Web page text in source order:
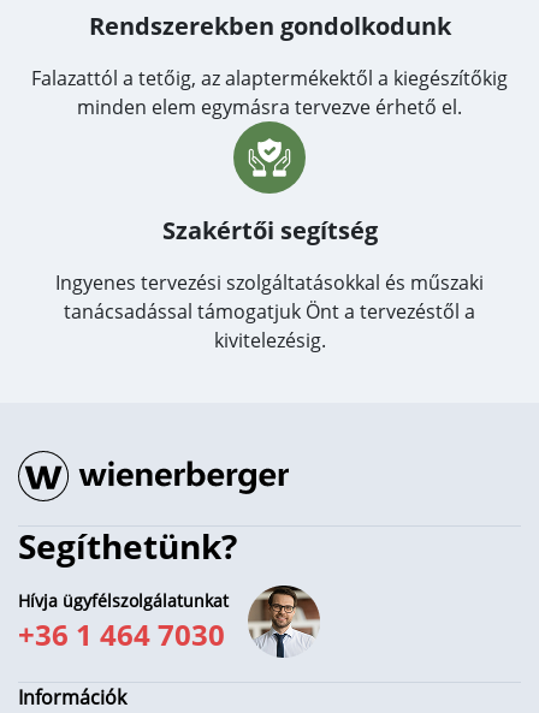
Rendszerekben gondolkodunk
Falazattól a tetőig, az alaptermékektől a kiegészítőkig
minden elem egymásra tervezve érhető el.
Szakértői segítség
Ingyenes tervezési szolgáltatásokkal és műszaki
tanácsadással támogatjuk Önt a tervezéstől a
kivitelezésig.
Információk
Segíthetünk?
Hívja ügyfélszolgálatunkat
+36 1 464 7030